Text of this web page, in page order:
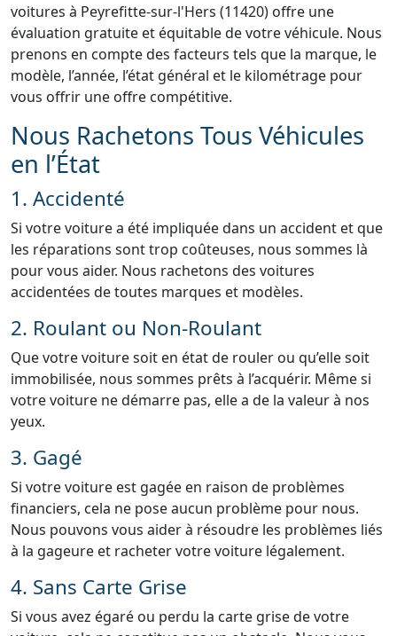
voitures à Peyrefitte-sur-l'Hers (11420) offre une
évaluation gratuite et équitable de votre véhicule. Nous
prenons en compte des facteurs tels que la marque, le
modèle, l’année, l’état général et le kilométrage pour
vous offrir une offre compétitive.
Nous Rachetons Tous Véhicules
en l’État
1. Accidenté
Si votre voiture a été impliquée dans un accident et que
les réparations sont trop coûteuses, nous sommes là
pour vous aider. Nous rachetons des voitures
accidentées de toutes marques et modèles.
2. Roulant ou Non-Roulant
Que votre voiture soit en état de rouler ou qu’elle soit
immobilisée, nous sommes prêts à l’acquérir. Même si
votre voiture ne démarre pas, elle a de la valeur à nos
yeux.
3. Gagé
Si votre voiture est gagée en raison de problèmes
financiers, cela ne pose aucun problème pour nous.
Nous pouvons vous aider à résoudre les problèmes liés
à la gageure et racheter votre voiture légalement.
4. Sans Carte Grise
Si vous avez égaré ou perdu la carte grise de votre